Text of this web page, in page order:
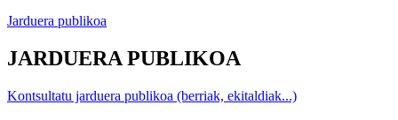
Jarduera publikoa
JARDUERA PUBLIKOA
Kontsultatu jarduera publikoa (berriak, ekitaldiak...)